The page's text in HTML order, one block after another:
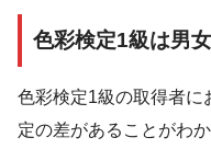
色彩検定1級は男
色彩検定1級の取得者に
定の差があることがわ